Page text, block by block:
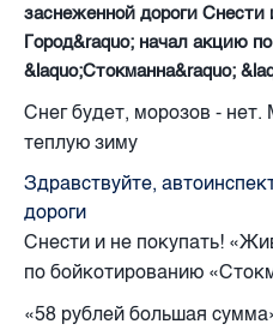
заснеженной дороги
Город&raquo; начал акцию
&laquo;Стокманна&raquo;
Снег будет, морозов -
теплую зиму
Здравствуйте,
дороги
Снести и не покупать!
по бойкотированию
«58 рублей большая